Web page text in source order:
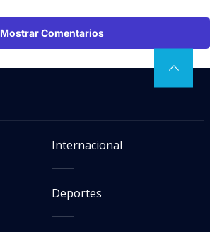
Mostrar Comentarios
Internacional
Deportes